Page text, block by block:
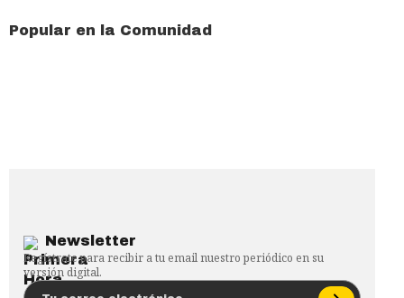
Popular en la Comunidad
Newsletter
Regístrate para recibir a tu email nuestro periódico en su
versión digital.